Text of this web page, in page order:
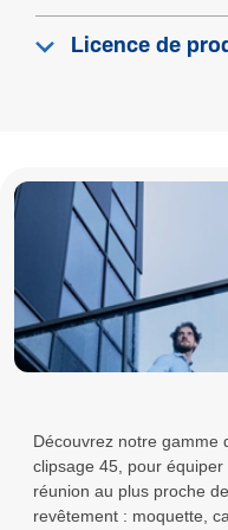
Licence de
Découvrez notre gamme
clipsage 45, pour
réunion au plus proche
revêtement : moquette,